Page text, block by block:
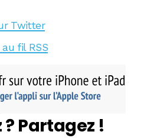
Twitter
fil RSS
Partagez !